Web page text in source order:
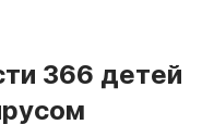
366 детей